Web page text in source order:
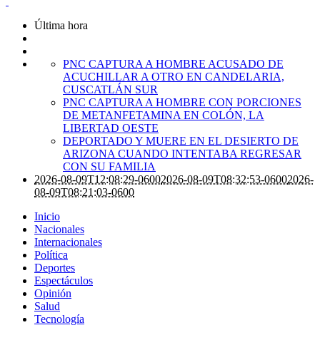
Última hora
PNC CAPTURA A HOMBRE ACUSADO DE
ACUCHILLAR A OTRO EN CANDELARIA,
CUSCATLÁN SUR
PNC CAPTURA A HOMBRE CON PORCIONES
DE METANFETAMINA EN COLÓN, LA
LIBERTAD OESTE
DEPORTADO Y MUERE EN EL DESIERTO DE
ARIZONA CUANDO INTENTABA REGRESAR
CON SU FAMILIA
2026-08-09T12:08:29-06002026-08-09T08:32:53-06002026-
08-09T08:21:03-0600
Inicio
Nacionales
Internacionales
Política
Deportes
Espectáculos
Opinión
Salud
Tecnología